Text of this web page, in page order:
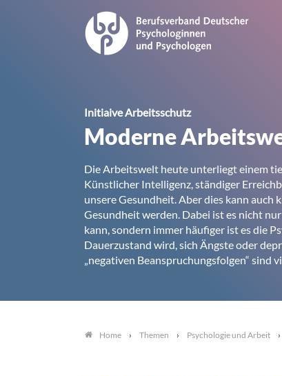
Initiaive Arbeitsschutz
Moderne
Die Arbeitswelt heute unterliegt einem
Künstlicher Intelligenz, ständiger
unsere Gesundheit. Aber dies kann auch
Gesundheit werden. Dabei ist es nicht
kann, sondern immer häufiger ist es die
Dauerzustand wird, sich Ängste oder
„negativen Beanspruchungsfolgen“ sind
Home Themen Psychologie und Arbeit